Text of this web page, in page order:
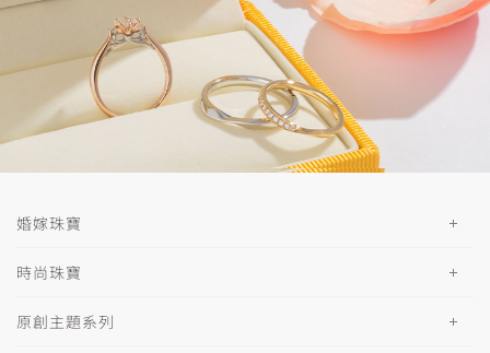
婚嫁珠寶
時尚珠寶
原創主題系列